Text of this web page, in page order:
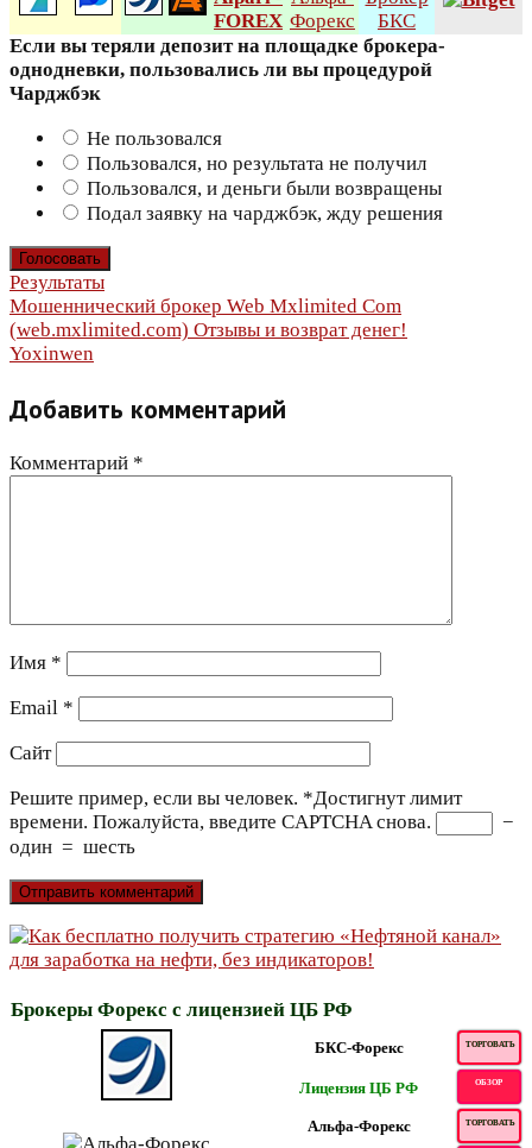
Если вы теряли депозит на площадке брокера-
однодневки, пользовались ли вы процедурой
Чарджбэк
Не пользовался
Пользовался, но результата не получил
Пользовался, и деньги были возвращены
Подал заявку на чарджбэк, жду решения
Результаты
Навигация
по
записям
Мошеннический брокер Web Mxlimited Com
(web.mxlimited.com) Отзывы и возврат денег!
Yoxinwen
Добавить комментарий
Комментарий *
Имя *
Email *
Сайт
Решите пример, если вы человек. *Достигнут лимит
времени. Пожалуйста, введите CAPTCHA снова.
−
один = шесть
Брокеры Форекс с лицензией ЦБ РФ
БКС-Форекс ТОРГОВАТЬ
Лицензия ЦБ РФ ОБЗОР
Альфа-Форекс ТОРГОВАТЬ